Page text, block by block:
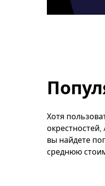
Хотя
вы найдете
среднюю